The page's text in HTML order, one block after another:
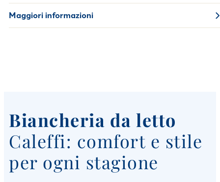
Maggiori informazioni
Biancheria da letto
Caleffi: comfort e stile
per ogni stagione